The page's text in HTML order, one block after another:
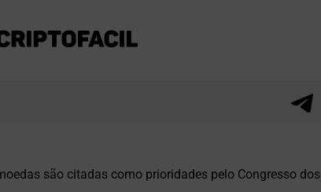
são citadas como prioridades pelo Congresso dos